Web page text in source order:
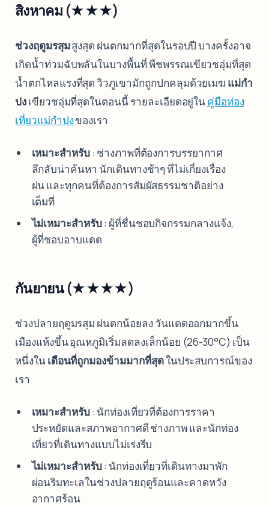
สิงหาคม (★★★)
ช่วงฤดูมรสุมสูงสุด ฝนตกมากที่สุดในรอบปี บางครั้งอาจ
เกิดน้ำท่วมฉับพลันในบางพื้นที่ พืชพรรณเขียวชอุ่มที่สุด
น้ำตกไหลแรงที่สุด วิวภูเขามักถูกปกคลุมด้วยเมฆ แม่กำ
ปงเขียวชอุ่มที่สุดในตอนนี้ รายละเอียดอยู่ในคู่มือท่อง
เที่ยวแม่กำปงของเรา
เหมาะสำหรับ: ช่างภาพที่ต้องการบรรยากาศ
ลึกลับน่าค้นหา นักเดินทางช้าๆ ที่ไม่เกี่ยงเรื่อง
ฝน และทุกคนที่ต้องการสัมผัสธรรมชาติอย่าง
เต็มที่
ไม่เหมาะสำหรับ: ผู้ที่ชื่นชอบกิจกรรมกลางแจ้ง,
ผู้ที่ชอบอาบแดด
กันยายน (★★★★)
ช่วงปลายฤดูมรสุม ฝนตกน้อยลง วันแดดออกมากขึ้น
เมืองแห้งขึ้น อุณหภูมิเริ่มลดลงเล็กน้อย (26-30°C) เป็น
หนึ่งในเดือนที่ถูกมองข้ามมากที่สุดในประสบการณ์ของ
เรา
เหมาะสำหรับ: นักท่องเที่ยวที่ต้องการราคา
ประหยัดและสภาพอากาศดี ช่างภาพ และนักท่อง
เที่ยวที่เดินทางแบบไม่เร่งรีบ
ไม่เหมาะสำหรับ: นักท่องเที่ยวที่เดินทางมาพัก
ผ่อนริมทะเลในช่วงปลายฤดูร้อนและคาดหวัง
อากาศร้อน